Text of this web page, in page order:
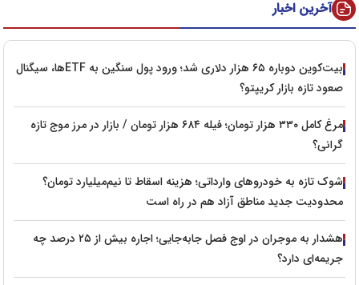
آخرین اخبار
بیت‌کوین دوباره ۶۵ هزار دلاری شد؛ ورود پول سنگین به ETFها، سیگنال
صعود تازه بازار کریپتو؟
مرغ کامل ۳۳۰ هزار تومان؛ فیله ۶۸۴ هزار تومان / بازار در مرز موج تازه
گرانی؟
شوک تازه به خودروهای وارداتی؛ هزینه اسقاط تا نیم‌میلیارد تومان؟
محدودیت جدید مناطق آزاد هم در راه است
هشدار به موجران در اوج فصل جابه‌جایی؛ اجاره بیش از ۲۵ درصد چه
جریمه‌ای دارد؟